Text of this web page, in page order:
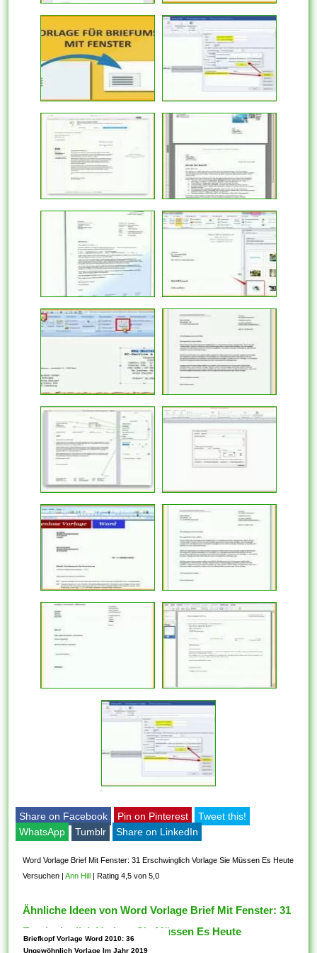
Share on Facebook Pin on Pinterest
Tweet this!
WhatsApp
Tumblr Share on LinkedIn
Word Vorlage Brief Mit Fenster: 31 Erschwinglich Vorlage Sie Müssen Es Heute
Versuchen |Ann Hill |Rating 4,5 von 5,0
Ähnliche Ideen von Word Vorlage Brief Mit Fenster: 31
Erschwinglich Vorlage Sie Müssen Es Heute
Briefkopf Vorlage Word 2010: 36
Ungewöhnlich Vorlage Im Jahr 2019